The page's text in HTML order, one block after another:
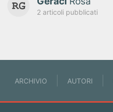
2 articoli pubblicati
ARCHIVIO AUTORI